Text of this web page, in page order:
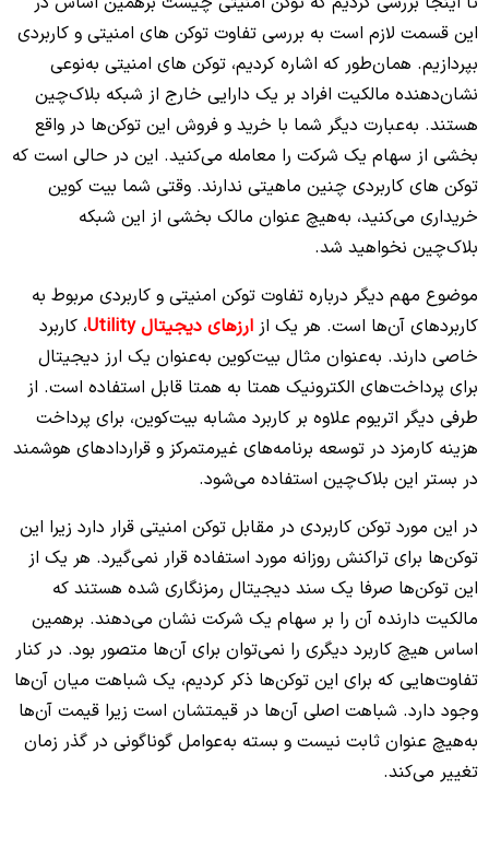
این قسمت لازم است به بررسی تفاوت توکن‌ های امنیتی و کاربردی
بپردازیم. همان‌طور که اشاره کردیم، توکن‌ های امنیتی به‌نوعی
نشان‌دهنده مالکیت افراد بر یک دارایی خارج از شبکه بلاک‌چین
هستند. به‌عبارت دیگر شما با خرید و فروش این توکن‌ها در واقع
بخشی از سهام یک شرکت را معامله می‌کنید. این در حالی است که
توکن‌ های کاربردی چنین ماهیتی ندارند. وقتی شما بیت کوین
خریداری می‌کنید، به‌هیچ عنوان مالک بخشی از این شبکه
بلاک‌چین نخواهید شد.
موضوع مهم دیگر درباره تفاوت توکن امنیتی و کاربردی مربوط به
کاربردهای آن‌ها است. هر یک از ارزهای دیجیتال Utility
، کاربرد
خاصی دارند. به‌عنوان مثال بیت‌کوین به‌عنوان یک ارز دیجیتال
برای پرداخت‌های الکترونیک همتا به همتا قابل استفاده است. از
طرفی دیگر اتریوم علاوه بر کاربرد مشابه بیت‌کوین، برای پرداخت
هزینه کارمزد در توسعه برنامه‌های غیرمتمرکز و قراردادهای هوشمند
در بستر این بلاک‌چین استفاده می‌شود.
در این مورد توکن کاربردی در مقابل توکن امنیتی قرار دارد زیرا این
توکن‌ها برای تراکنش روزانه مورد استفاده قرار نمی‌گیرد. هر یک از
این توکن‌ها صرفا یک سند دیجیتال رمزنگاری شده هستند که
مالکیت دارنده آن را بر سهام یک شرکت نشان می‌دهند. برهمین
اساس هیچ کاربرد دیگری را نمی‌توان برای آن‌ها متصور بود. در کنار
تفاوت‌هایی که برای این توکن‌ها ذکر کردیم، یک شباهت میان آن‌ها
وجود دارد. شباهت اصلی آن‌ها در قیمتشان است زیرا قیمت آن‌ها
به‌هیچ عنوان ثابت نیست و بسته به‌عوامل گوناگونی در گذر زمان
تغییر می‌کند.